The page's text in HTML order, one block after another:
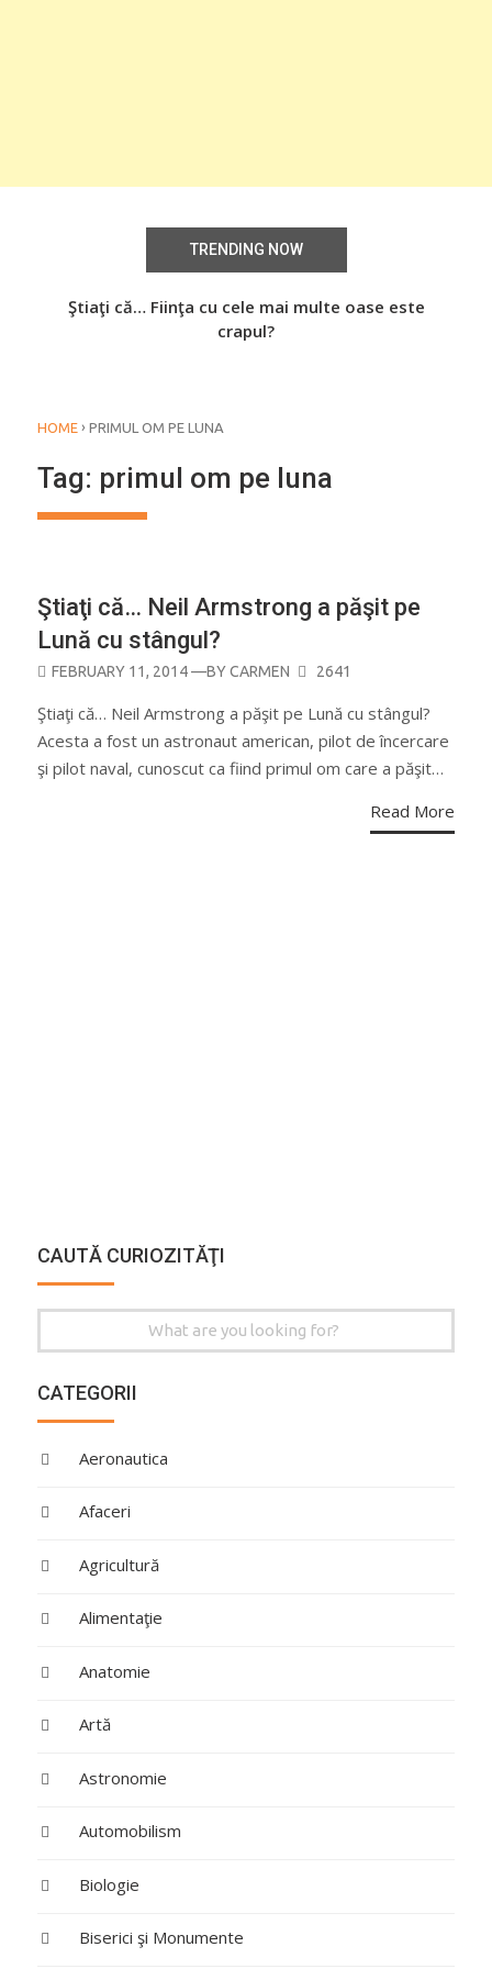
TRENDING NOW
Ştiaţi că… Fiinţa cu cele mai multe oase este
crapul?
HOME › PRIMUL OM PE LUNA
Tag: primul om pe luna
Ştiaţi că… Neil Armstrong a păşit pe
Lună cu stângul?
POSTED
FEBRUARY 11, 2014—BYCARMEN 2641
Ştiaţi că… Neil Armstrong a păşit pe Lună cu stângul?
Acesta a fost un astronaut american, pilot de încercare
şi pilot naval, cunoscut ca fiind primul om care a păşit…
Read More
CAUTĂ CURIOZITĂŢI
for:
CATEGORII
Aeronautica
Afaceri
Agricultură
Alimentaţie
Anatomie
Artă
Astronomie
Automobilism
Biologie
Biserici şi Monumente